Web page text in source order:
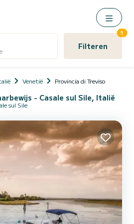
Filteren
1
Venetië Provincia di Treviso
- Casale sul Sile, Italië
sul Sile